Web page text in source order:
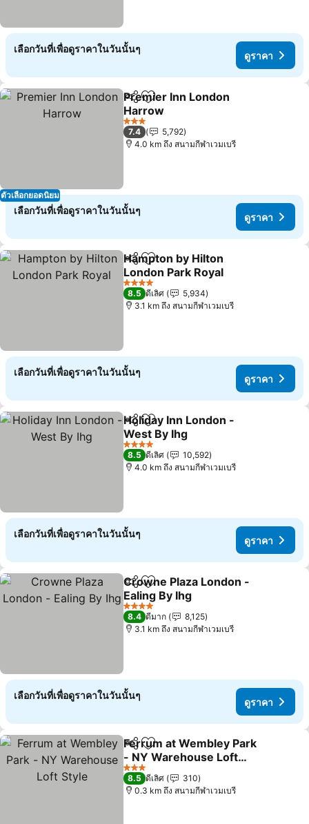
เลือกวันที่เพื่อดูราคาในวันนั้นๆ
ดูราคา
ตัวเลือกยอดนิยม
แชร์ เพิ่มในรายการโปรด
Premier Inn London
Harrow
ดูราคา
3 ดาว
7.4
5,792
4.0 km ถึง สนามกีฬาเวมเบรี
เลือกวันที่เพื่อดูราคาในวันนั้นๆ
ดูราคา
แชร์ เพิ่มในรายการโปรด
Hampton by Hilton
London Park Royal
ดูราคา
4 ดาว
8.5 ดีเลิศ
5,934
3.1 km ถึง สนามกีฬาเวมเบรี
เลือกวันที่เพื่อดูราคาในวันนั้นๆ
ดูราคา
แชร์ เพิ่มในรายการโปรด
Holiday Inn London -
West By Ihg
ดูราคา
4 ดาว
8.5 ดีเลิศ
10,592
4.0 km ถึง สนามกีฬาเวมเบรี
เลือกวันที่เพื่อดูราคาในวันนั้นๆ
ดูราคา
แชร์ เพิ่มในรายการโปรด
Crowne Plaza London -
Ealing By Ihg
ดูราคา
4 ดาว
8.4 ดีมาก
8,125
3.1 km ถึง สนามกีฬาเวมเบรี
เลือกวันที่เพื่อดูราคาในวันนั้นๆ
ดูราคา
แชร์ เพิ่มในรายการโปรด
Ferrum at Wembley Park
- NY Warehouse Loft
Style
ดูราคา
3 ดาว
8.5 ดีเลิศ
310
0.3 km ถึง สนามกีฬาเวมเบรี